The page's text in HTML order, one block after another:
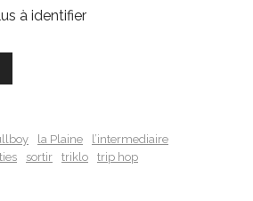
à identifier
la Plaine
l’intermediaire
sortir triklo trip hop